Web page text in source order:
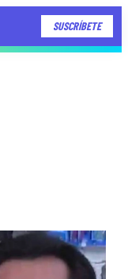
SUSCRÍBETE